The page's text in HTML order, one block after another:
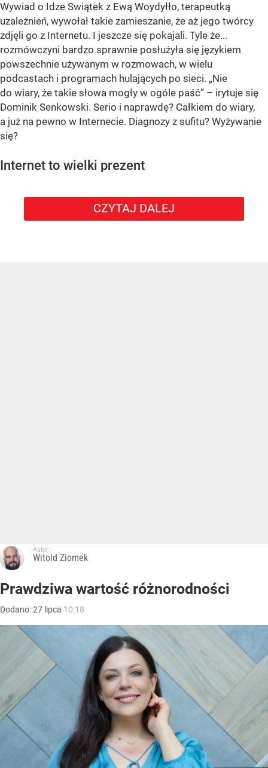
Wywiad o Idze Swiątek z Ewą Woydyłło, terapeutką
uzależnień, wywołał takie zamieszanie, że aż jego twórcy
zdjęli go z Internetu. I jeszcze się pokajali. Tyle że...
rozmówczyni bardzo sprawnie posłużyła się językiem
powszechnie używanym w rozmowach, w wielu
podcastach i programach hulających po sieci. „Nie
do wiary, że takie słowa mogły w ogóle paść” – irytuje się
Dominik Senkowski. Serio i naprawdę? Całkiem do wiary,
a już na pewno w Internecie. Diagnozy z sufitu? Wyżywanie
się?
Internet to wielki prezent
CZYTAJ DALEJ
Autor:
Witold Ziomek
Prawdziwa wartość różnorodności
Dodano:27 lipca 10:18